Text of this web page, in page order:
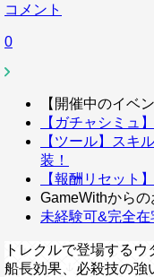
コメント
0
【開催中のイベ
【ガチャシミュ
【ツール】スキ
装！
【報酬リセット
GameWithから
未経験可&完全在
トレクルで登場する
船長効果、必殺技の強